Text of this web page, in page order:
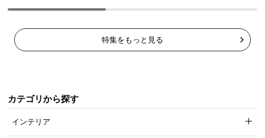
特集をもっと見る
カテゴリから探す
インテリア